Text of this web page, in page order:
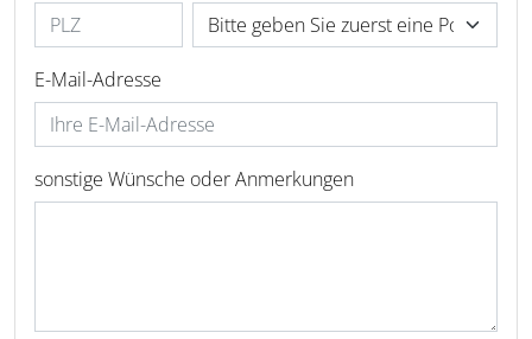
E-Mail-Adresse
sonstige Wünsche oder Anmerkungen